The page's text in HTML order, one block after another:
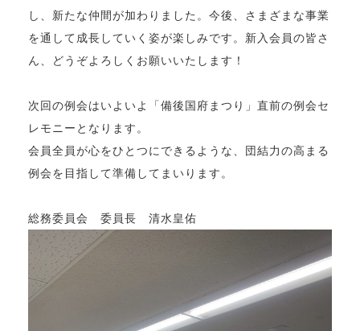
し、新たな仲間が加わりました。今後、さまざまな事業
を通して成長していく姿が楽しみです。新入会員の皆さ
ん、どうぞよろしくお願いいたします！
次回の例会はいよいよ「備後国府まつり」直前の例会セ
レモニーとなります。
会員全員が心をひとつにできるような、団結力の高まる
例会を目指して準備してまいります。
総務委員会 委員長 清水皇佑